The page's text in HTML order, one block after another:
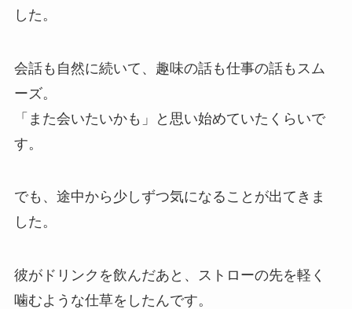
した。
会話も自然に続いて、趣味の話も仕事の話もスム
ーズ。
「また会いたいかも」と思い始めていたくらいで
す。
でも、途中から少しずつ気になることが出てきま
した。
彼がドリンクを飲んだあと、ストローの先を軽く
噛むような仕草をしたんです。